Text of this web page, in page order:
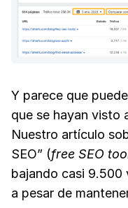
Y parece que
que se hayan visto
Nuestro artículo
SEO” (free SEO
bajando casi 9.500
a pesar de